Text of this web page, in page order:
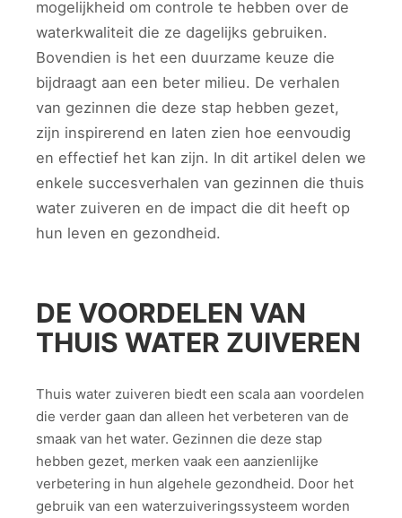
mogelijkheid om controle te hebben over de
waterkwaliteit die ze dagelijks gebruiken.
Bovendien is het een duurzame keuze die
bijdraagt aan een beter milieu. De verhalen
van gezinnen die deze stap hebben gezet,
zijn inspirerend en laten zien hoe eenvoudig
en effectief het kan zijn. In dit artikel delen we
enkele succesverhalen van gezinnen die thuis
water zuiveren en de impact die dit heeft op
hun leven en gezondheid.
DE VOORDELEN VAN
THUIS WATER ZUIVEREN
Thuis water zuiveren biedt een scala aan voordelen
die verder gaan dan alleen het verbeteren van de
smaak van het water. Gezinnen die deze stap
hebben gezet, merken vaak een aanzienlijke
verbetering in hun algehele gezondheid. Door het
gebruik van een waterzuiveringssysteem worden